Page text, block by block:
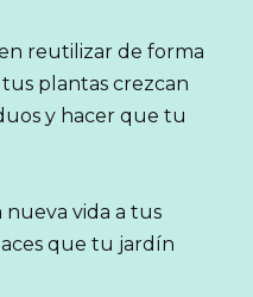
reutilizar de forma
plantas crezcan
y hacer que tu
vida a tus
que tu jardín